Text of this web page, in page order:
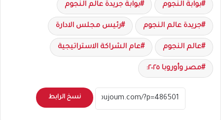
بوابة النجوم بوابة جريدة عالم النجوم
جريدة عالم النجوم رئيس مجلس الادارة
عالم النجوم عام الشراكة الاستراتيجية
مصر وأوروبا ٢٠٢٥:
نسخ الرابط